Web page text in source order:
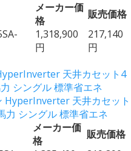
メーカー価
格
販売価格
1,318,900
円
217,140
円
天井カセット4
シングル 標準省エネ
メーカー価
格
販売価格